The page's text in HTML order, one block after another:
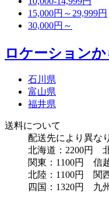
15,000円～29,999円
30,000円～
ロケーション
石川県
富山県
福井県
送料について
配送先により異な
北海道：2200円
関東：1100円 信
北陸：1100円 関
四国：1320円 九